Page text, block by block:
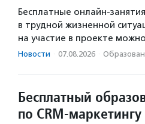
Бесплатные онлайн-
в трудной жизненной
на участие в проекте
Новости · 07.08.2026 ·
Бесплатный
по CRM-маркетингу